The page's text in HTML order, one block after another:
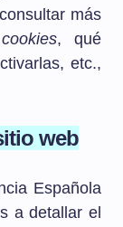
más
cookies, qué
etc.,
web
Española
a detallar el